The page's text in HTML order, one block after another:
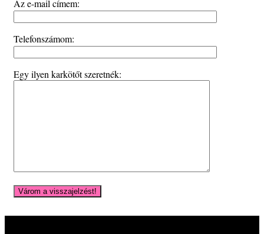
Az e-mail címem:
Telefonszámom:
Egy ilyen karkötőt szeretnék: